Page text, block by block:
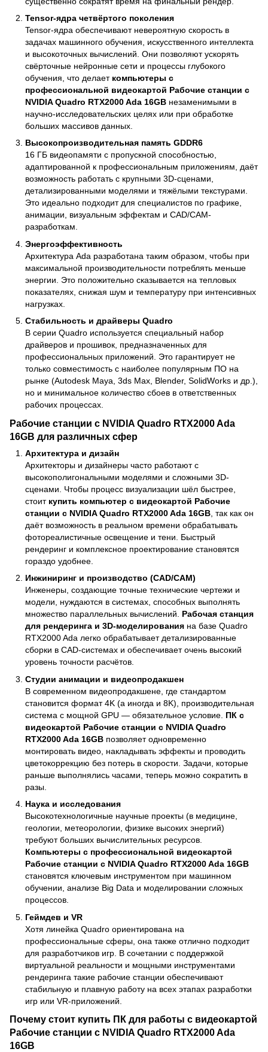
Tensor-ядра четвёртого поколения
Tensor-ядра обеспечивают невероятную скорость в
задачах машинного обучения, искусственного интеллекта
и высокоточных вычислений. Они позволяют ускорять
свёрточные нейронные сети и процессы глубокого
обучения, что делает компьютеры с
профессиональной видеокартой Рабочие станции с
NVIDIA Quadro RTX2000 Ada 16GB незаменимыми в
научно-исследовательских целях или при обработке
больших массивов данных.
Высокопроизводительная память GDDR6
16 ГБ видеопамяти с пропускной способностью,
адаптированной к профессиональным приложениям, даёт
возможность работать с крупными 3D-сценами,
детализированными моделями и тяжёлыми текстурами.
Это идеально подходит для специалистов по графике,
анимации, визуальным эффектам и CAD/CAM-
разработкам.
Энергоэффективность
Архитектура Ada разработана таким образом, чтобы при
максимальной производительности потреблять меньше
энергии. Это положительно сказывается на тепловых
показателях, снижая шум и температуру при интенсивных
нагрузках.
Стабильность и драйверы Quadro
В серии Quadro используется специальный набор
драйверов и прошивок, предназначенных для
профессиональных приложений. Это гарантирует не
только совместимость с наиболее популярным ПО на
рынке (Autodesk Maya, 3ds Max, Blender, SolidWorks и др.),
но и минимальное количество сбоев в ответственных
рабочих процессах.
Рабочие станции с NVIDIA Quadro RTX2000 Ada
16GB для различных сфер
Архитектура и дизайн
Архитекторы и дизайнеры часто работают с
высокополигональными моделями и сложными 3D-
сценами. Чтобы процесс визуализации шёл быстрее,
стоит купить компьютер с видеокартой Рабочие
станции с NVIDIA Quadro RTX2000 Ada 16GB , так как он
даёт возможность в реальном времени обрабатывать
фотореалистичные освещение и тени. Быстрый
рендеринг и комплексное проектирование становятся
гораздо удобнее.
Инжиниринг и производство (CAD/CAM)
Инженеры, создающие точные технические чертежи и
модели, нуждаются в системах, способных выполнять
множество параллельных вычислений. Рабочая станция
для рендеринга и 3D-моделирования на базе Quadro
RTX2000 Ada легко обрабатывает детализированные
сборки в CAD-системах и обеспечивает очень высокий
уровень точности расчётов.
Студии анимации и видеопродакшен
В современном видеопродакшене, где стандартом
становится формат 4K (а иногда и 8K), производительная
система с мощной GPU — обязательное условие. ПК с
видеокартой Рабочие станции с NVIDIA Quadro
RTX2000 Ada 16GB позволяет одновременно
монтировать видео, накладывать эффекты и проводить
цветокоррекцию без потерь в скорости. Задачи, которые
раньше выполнялись часами, теперь можно сократить в
разы.
Наука и исследования
Высокотехнологичные научные проекты (в медицине,
геологии, метеорологии, физике высоких энергий)
требуют больших вычислительных ресурсов.
Компьютеры с профессиональной видеокартой
Рабочие станции с NVIDIA Quadro RTX2000 Ada 16GB
становятся ключевым инструментом при машинном
обучении, анализе Big Data и моделировании сложных
процессов.
Геймдев и VR
Хотя линейка Quadro ориентирована на
профессиональные сферы, она также отлично подходит
для разработчиков игр. В сочетании с поддержкой
виртуальной реальности и мощными инструментами
рендеринга такие рабочие станции обеспечивают
стабильную и плавную работу на всех этапах разработки
игр или VR-приложений.
Почему стоит купить ПК для работы с видеокартой
Рабочие станции с NVIDIA Quadro RTX2000 Ada
16GB